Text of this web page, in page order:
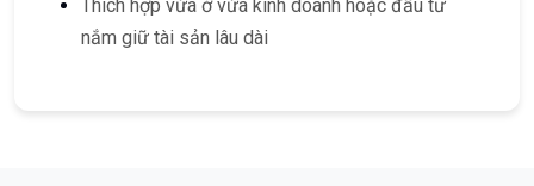
Thích hợp vừa ở vừa kinh doanh hoặc đầu tư
nắm giữ tài sản lâu dài